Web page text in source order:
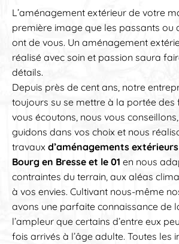
L’aménagement extérieur de votre
première image que les passants ou
ont de vous. Un aménagement
réalisé avec soin et passion saura
détails.
Depuis près de cent ans, notre
toujours su se mettre à la portée des
vous écoutons, nous vous
guidons dans vos choix et nous
travaux d’aménagements
Bourg en Bresse et le 01 en nous
contraintes du terrain, aux aléas
à vos envies. Cultivant nous-même
avons une parfaite connaissance de
l’ampleur que certains d’entre eux
fois arrivés à l’âge adulte. Toutes les